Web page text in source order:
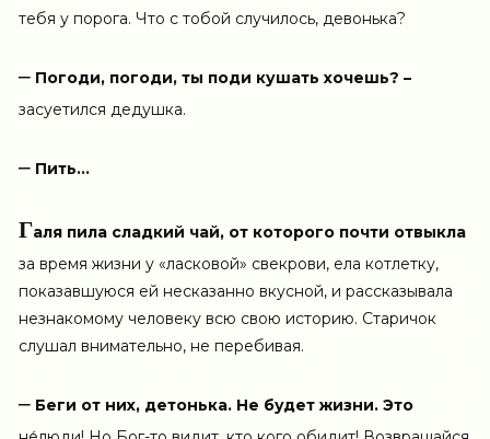
тебя у порога. Что с тобой случилось, девонька?
– Погоди, погоди, ты поди кушать хочешь? –
засуетился дедушка.
– Пить…
Галя пила сладкий чай, от которого почти отвыкла
за время жизни у «ласковой» свекрови, ела котлетку,
показавшуюся ей несказанно вкусной, и рассказывала
незнакомому человеку всю свою историю. Старичок
слушал внимательно, не перебивая.
– Беги от них, детонька. Не будет жизни. Это